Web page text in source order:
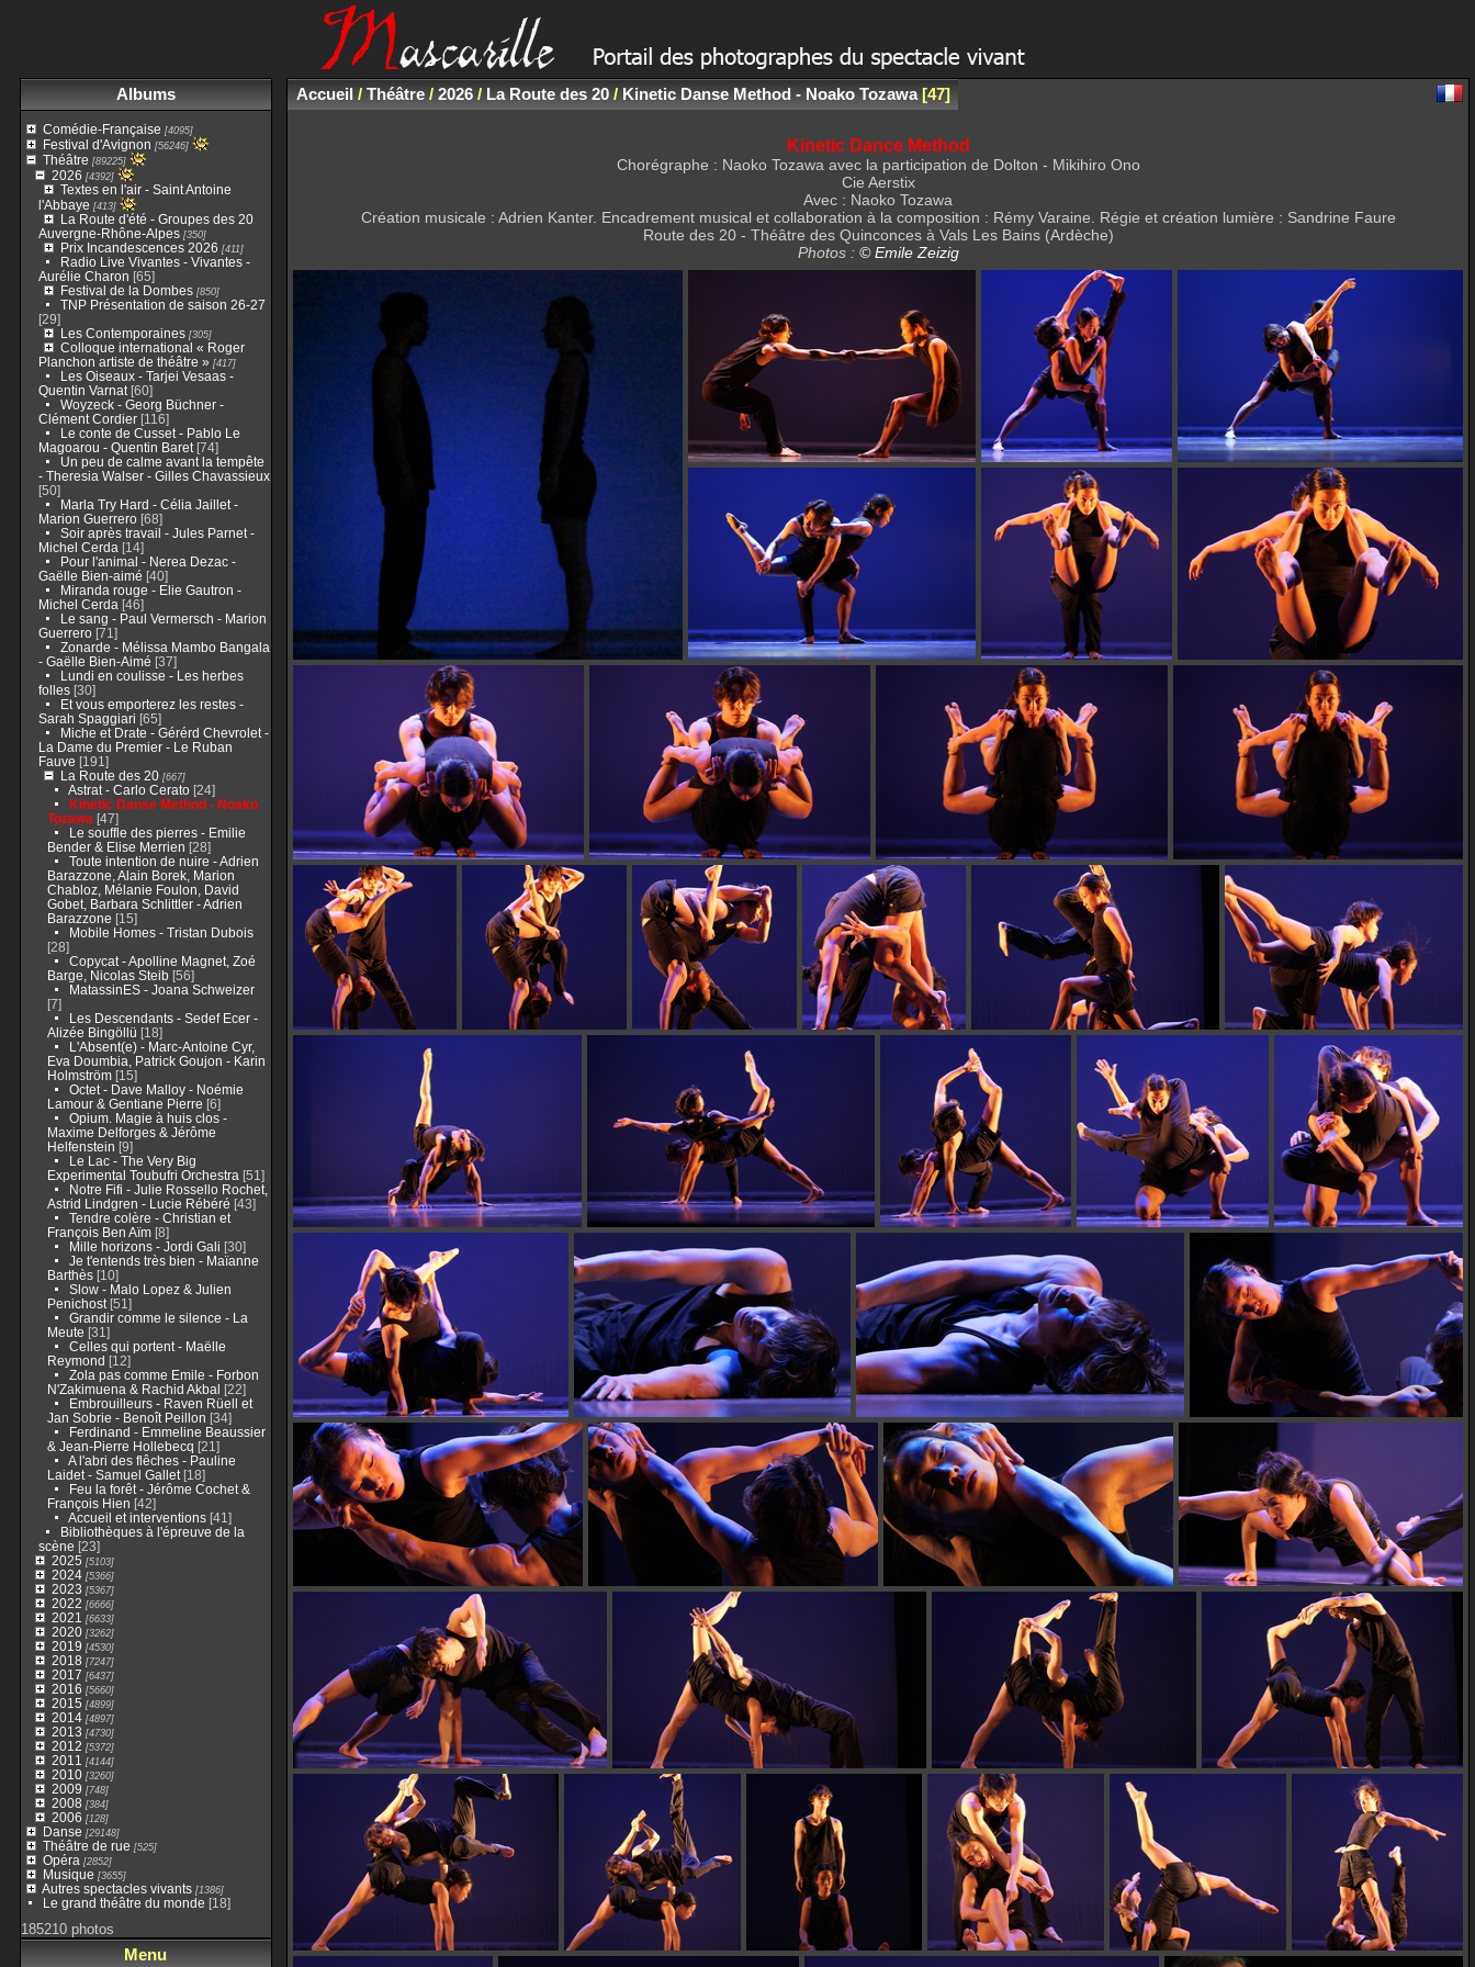
Albums
Comédie-Française [4095]
Festival d'Avignon [56246]
Théâtre [89225]
2026 [4392]
Textes en l'air - Saint Antoine
l'Abbaye [413]
La Route d'été - Groupes des 20
Auvergne-Rhône-Alpes[350]
Prix Incandescences 2026 [411]
Radio Live Vivantes - Vivantes -
Aurélie Charon [65]
Festival de la Dombes[850]
TNP Présentation de saison 26-27
[29]
Les Contemporaines[305]
Colloque international « Roger
Planchon artiste de théâtre » [417]
Les Oiseaux - Tarjei Vesaas -
Quentin Varnat[60]
Woyzeck - Georg Büchner -
Clément Cordier[116]
Le conte de Cusset - Pablo Le
Magoarou - Quentin Baret[74]
Un peu de calme avant la tempête
- Theresia Walser - Gilles Chavassieux
[50]
Marla Try Hard - Célia Jaillet -
Marion Guerrero[68]
Soir après travail - Jules Parnet -
Michel Cerda [14]
Pour l'animal - Nerea Dezac -
Gaëlle Bien-aimé [40]
Miranda rouge - Elie Gautron -
Michel Cerda [46]
Le sang - Paul Vermersch - Marion
Guerrero[71]
Zonarde - Mélissa Mambo Bangala
- Gaëlle Bien-Aimé [37]
Lundi en coulisse - Les herbes
folles[30]
Et vous emporterez les restes -
Sarah Spaggiari [65]
Miche et Drate - Gérérd Chevrolet -
La Dame du Premier - Le Ruban
Fauve [191]
La Route des 20[667]
Astrat - Carlo Cerato[24]
Kinetic Danse Method - Noako
Tozawa [47]
Le souffle des pierres - Emilie
Bender & Elise Merrien [28]
Toute intention de nuire - Adrien
Barazzone, Alain Borek, Marion
Chabloz, Mélanie Foulon, David
Gobet, Barbara Schlittler - Adrien
Barazzone [15]
Mobile Homes - Tristan Dubois
[28]
Copycat - Apolline Magnet, Zoé
Barge, Nicolas Steib[56]
MatassinES - Joana Schweizer
[7]
Les Descendants - Sedef Ecer -
Alizée Bingöllü [18]
L'Absent(e) - Marc-Antoine Cyr,
Eva Doumbia, Patrick Goujon - Karin
Holmström[15]
Octet - Dave Malloy - Noémie
Lamour & Gentiane Pierre [6]
Opium. Magie à huis clos -
Maxime Delforges & Jérôme
Helfenstein [9]
Le Lac - The Very Big
Experimental Toubufri Orchestra [51]
Notre Fifi - Julie Rossello Rochet,
Astrid Lindgren - Lucie Rébéré [43]
Tendre colère - Christian et
François Ben Aïm[8]
Mille horizons - Jordi Gali [30]
Je t'entends très bien - Maïanne
Barthès[10]
Slow - Malo Lopez & Julien
Penichost[51]
Grandir comme le silence - La
Meute [31]
Celles qui portent - Maëlle
Reymond [12]
Zola pas comme Emile - Forbon
N'Zakimuena & Rachid Akbal [22]
Embrouilleurs - Raven Rüell et
Jan Sobrie - Benoît Peillon [34]
Ferdinand - Emmeline Beaussier
& Jean-Pierre Hollebecq [21]
A l'abri des flêches - Pauline
Laidet - Samuel Gallet[18]
Feu la forêt - Jérôme Cochet &
François Hien [42]
Accueil et interventions[41]
Bibliothèques à l'épreuve de la
scène [23]
2025 [5103]
2024[5366]
2023 [5367]
2022 [6666]
2021 [6633]
2020[3262]
2019 [4530]
2018 [7247]
2017 [6437]
2016 [5660]
2015 [4899]
2014[4897]
2013 [4730]
2012 [5372]
2011 [4144]
2010[3260]
2009 [748]
2008 [384]
2006 [128]
Danse [29148]
Théâtre de rue [525]
Opéra [2852]
Musique [3655]
Autres spectacles vivants[1386]
Le grand théâtre du monde [18]
185210 photos
Menu
Accueil/ Théâtre/ 2026/ La Route des 20/ Kinetic Danse Method - Noako Tozawa 47
Kinetic Dance Method
Chorégraphe : Naoko Tozawa avec la participation de Dolton - Mikihiro Ono
Cie Aerstix
Avec : Naoko Tozawa
Création musicale : Adrien Kanter. Encadrement musical et collaboration à la composition : Rémy Varaine. Régie et création lumière : Sandrine Faure
Route des 20 - Théâtre des Quinconces à Vals Les Bains (Ardèche)
Photos : © Emile Zeizig